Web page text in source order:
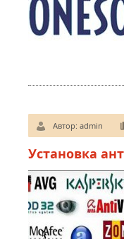
Автор: admin
Установка